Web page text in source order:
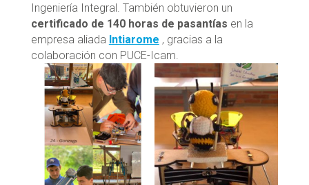
Ingeniería Integral. También obtuvieron un
certificado de 140 horas de pasantías en la
empresa aliada Intiarome , gracias a la
colaboración con PUCE-Icam.